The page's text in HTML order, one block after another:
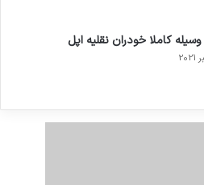
کاملا خودران نقلیه اپل